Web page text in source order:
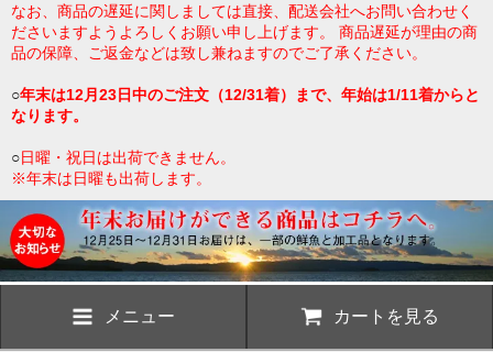
なお、商品の遅延に関しましては直接、配送会社へお問い合わせく
ださいますようよろしくお願い申し上げます。 商品遅延が理由の商
品の保障、ご返金などは致し兼ねますのでご了承ください。
○年末は12月23日中のご注文（12/31着）まで、年始は1/11着からと
なります。
○日曜・祝日は出荷できません。
※年末は日曜も出荷します。
メニュー カートを見る